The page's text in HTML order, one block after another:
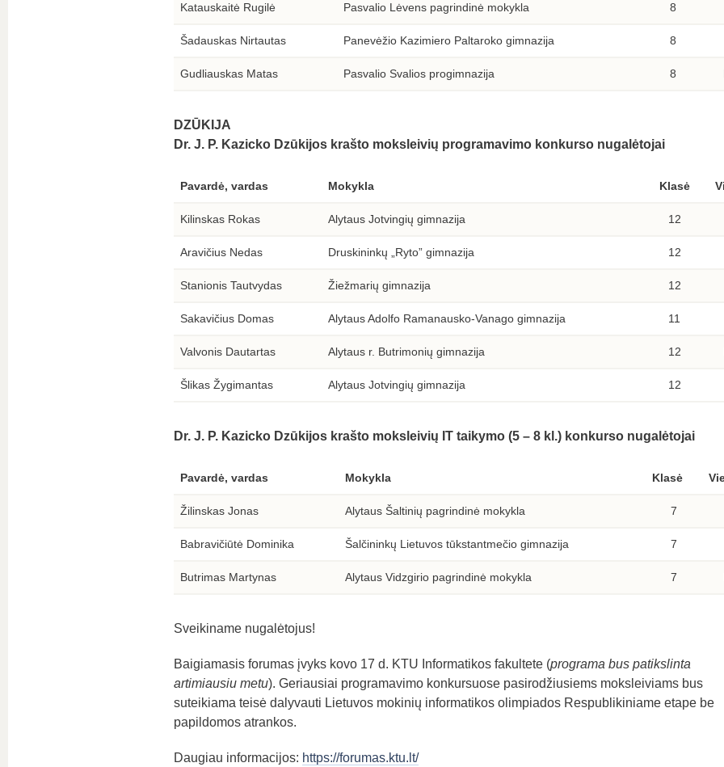
Katauskaitė Rugilė Pasvalio Lėvens pagrindinė mokykla 8
Šadauskas Nirtautas Panevėžio Kazimiero Paltaroko gimnazija 8
Gudliauskas Matas Pasvalio Svalios progimnazija 8
DZŪKIJA
Dr. J. P. Kazicko Dzūkijos krašto moksleivių programavimo konkurso nugalėtojai
Pavardė, vardas Mokykla Klasė
Kilinskas Rokas Alytaus Jotvingių gimnazija 12
Aravičius Nedas Druskininkų „Ryto” gimnazija 12
Stanionis Tautvydas Žiežmarių gimnazija 12
Sakavičius Domas Alytaus Adolfo Ramanausko-Vanago gimnazija 11
Valvonis Dautartas Alytaus r. Butrimonių gimnazija 12
Šlikas Žygimantas Alytaus Jotvingių gimnazija 12
Dr. J. P. Kazicko Dzūkijos krašto moksleivių IT taikymo (5 – 8 kl.) konkurso nugalėtojai
Pavardė, vardas Mokykla Klasė
Žilinskas Jonas Alytaus Šaltinių pagrindinė mokykla 7
Babravičiūtė Dominika Šalčininkų Lietuvos tūkstantmečio gimnazija 7
Butrimas Martynas Alytaus Vidzgirio pagrindinė mokykla 7
Sveikiname nugalėtojus!
Baigiamasis forumas įvyks kovo 17 d. KTU Informatikos fakultete (programa bus patikslinta
artimiausiu metu). Geriausiai programavimo konkursuose pasirodžiusiems moksleiviams bus
suteikiama teisė dalyvauti Lietuvos mokinių informatikos olimpiados Respublikiniame etape be
papildomos atrankos.
Daugiau informacijos: https://forumas.ktu.lt/